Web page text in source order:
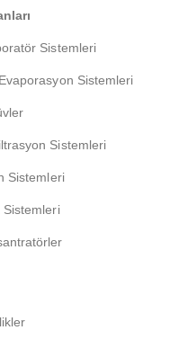
Sistemleri
Sistemleri
Sistemleri
Sistemleri
Sistemleri